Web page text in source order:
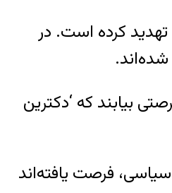
کرده است. در
بیابند که‘دکترین
فرصت یافته‌اند